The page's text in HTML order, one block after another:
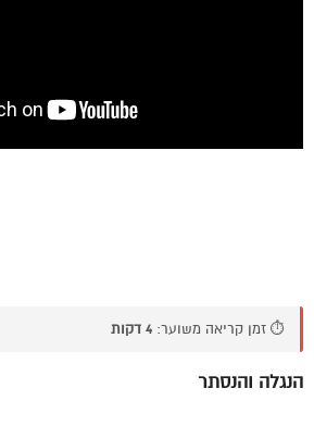
⏱️ זמן קריאה משוער: 4 דקות
הנגלה והנסתר